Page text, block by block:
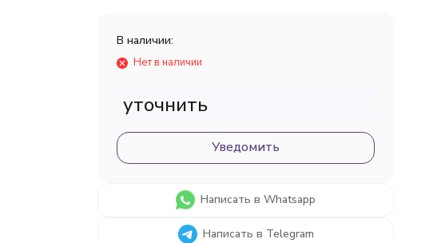
В наличии:
Нет в наличии
уточнить
Уведомить
Написать в Whatsapp
Написать в Telegram